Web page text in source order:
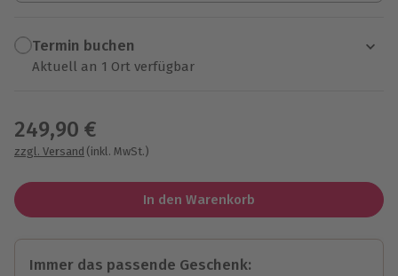
Termin buchen
Aktuell an 1 Ort verfügbar
249,90 €
zzgl. Versand (inkl. MwSt.)
In den Warenkorb
Immer das passende Geschenk: